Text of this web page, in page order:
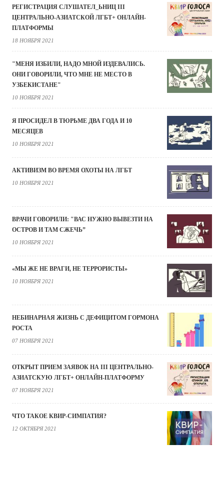
РЕГИСТРАЦИЯ СЛУШАТЕЛ_ЬНИЦ III
ЦЕНТРАЛЬНО-АЗИАТСКОЙ ЛГБТ+ ОНЛАЙН-
ПЛАТФОРМЫ
18 НОЯБРЯ 2021
"МЕНЯ ИЗБИЛИ, НАДО МНОЙ ИЗДЕВАЛИСЬ.
ОНИ ГОВОРИЛИ, ЧТО МНЕ НЕ МЕСТО В
УЗБЕКИСТАНЕ"
10 НОЯБРЯ 2021
Я ПРОСИДЕЛ В ТЮРЬМЕ ДВА ГОДА И 10
МЕСЯЦЕВ
10 НОЯБРЯ 2021
АКТИВИЗМ ВО ВРЕМЯ ОХОТЫ НА ЛГБТ
10 НОЯБРЯ 2021
ВРАЧИ ГОВОРИЛИ: "ВАС НУЖНО ВЫВЕЗТИ НА
ОСТРОВ И ТАМ СЖЕЧЬ”
10 НОЯБРЯ 2021
«МЫ ЖЕ НЕ ВРАГИ, НЕ ТЕРРОРИСТЫ»
10 НОЯБРЯ 2021
НЕБИНАРНАЯ ЖИЗНЬ С ДЕФИЦИТОМ ГОРМОНА
РОСТА
07 НОЯБРЯ 2021
ОТКРЫТ ПРИЕМ ЗАЯВОК НА III ЦЕНТРАЛЬНО-
АЗИАТСКУЮ ЛГБТ+ ОНЛАЙН-ПЛАТФОРМУ
07 НОЯБРЯ 2021
ЧТО ТАКОЕ КВИР-СИМПАТИЯ?
12 ОКТЯБРЯ 2021